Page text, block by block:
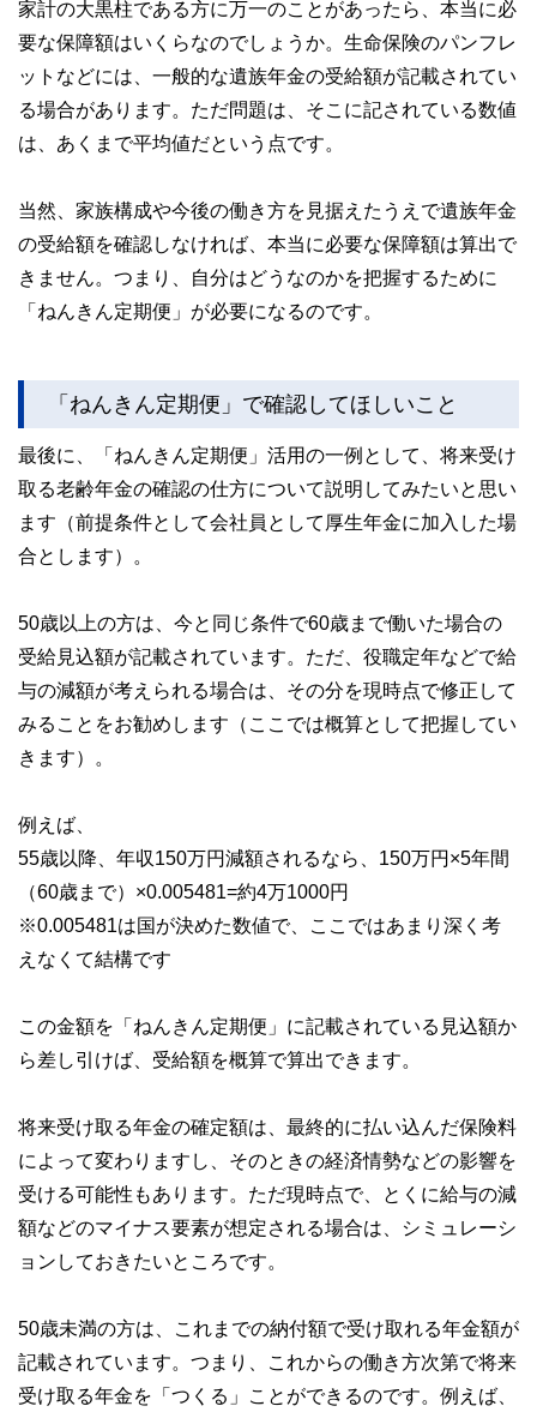
家計の大黒柱である方に万一のことがあったら、本当に必
要な保障額はいくらなのでしょうか。生命保険のパンフレ
ットなどには、一般的な遺族年金の受給額が記載されてい
る場合があります。ただ問題は、そこに記されている数値
は、あくまで平均値だという点です。
当然、家族構成や今後の働き方を見据えたうえで遺族年金
の受給額を確認しなければ、本当に必要な保障額は算出で
きません。つまり、自分はどうなのかを把握するために
「ねんきん定期便」が必要になるのです。
「ねんきん定期便」で確認してほしいこと
最後に、「ねんきん定期便」活用の一例として、将来受け
取る老齢年金の確認の仕方について説明してみたいと思い
ます（前提条件として会社員として厚生年金に加入した場
合とします）。
50歳以上の方は、今と同じ条件で60歳まで働いた場合の
受給見込額が記載されています。ただ、役職定年などで給
与の減額が考えられる場合は、その分を現時点で修正して
みることをお勧めします（ここでは概算として把握してい
きます）。
例えば、
55歳以降、年収150万円減額されるなら、150万円×5年間
（60歳まで）×0.005481=約4万1000円
※0.005481は国が決めた数値で、ここではあまり深く考
えなくて結構です
この金額を「ねんきん定期便」に記載されている見込額か
ら差し引けば、受給額を概算で算出できます。
将来受け取る年金の確定額は、最終的に払い込んだ保険料
によって変わりますし、そのときの経済情勢などの影響を
受ける可能性もあります。ただ現時点で、とくに給与の減
額などのマイナス要素が想定される場合は、シミュレーシ
ョンしておきたいところです。
50歳未満の方は、これまでの納付額で受け取れる年金額が
記載されています。つまり、これからの働き方次第で将来
受け取る年金を「つくる」ことができるのです。例えば、